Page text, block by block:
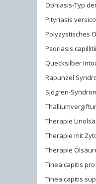
Ophiasis-Typ
Pityriasis
Polyzystisches
Psoriasis capillitii
Quecksilber
Rapunzel
Sjögren-
Therapie
Therapie mit
Therapie
Tinea capitis
Tinea capitis